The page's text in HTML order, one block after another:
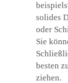
solides
oder
Sie
besten
ziehen.